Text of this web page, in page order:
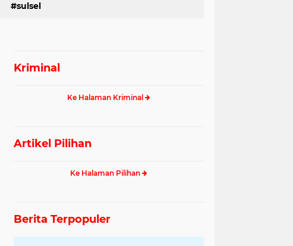
sulsel
Kriminal
Ke Halaman Kriminal
Artikel Pilihan
Ke Halaman Pilihan
Berita Terpopuler